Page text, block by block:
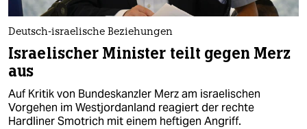
Deutsch-israelische Beziehungen
Israelischer Minister teilt gegen Merz
aus
Auf Kritik von Bundeskanzler Merz am israelischen
Vorgehen im Westjordanland reagiert der rechte
Hardliner Smotrich mit einem heftigen Angriff.